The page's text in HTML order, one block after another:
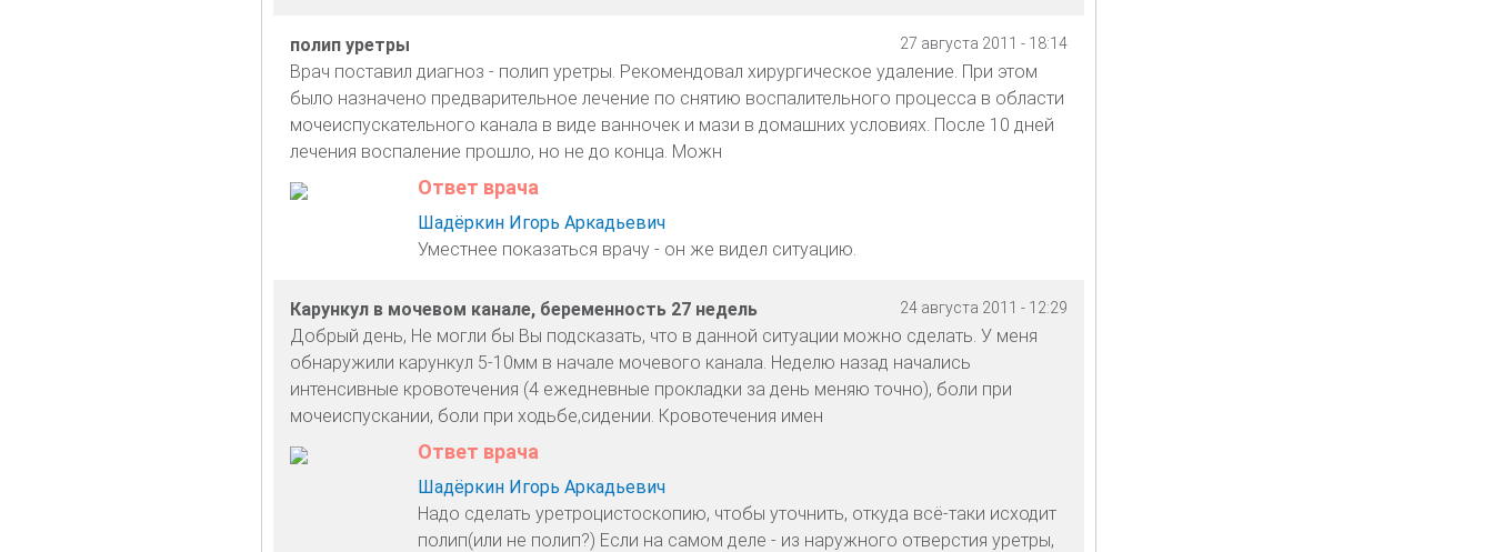
27 августа 2011 - 18:14
полип уретры
Врач поставил диагноз - полип уретры. Рекомендовал хирургическое удаление. При этом
было назначено предварительное лечение по снятию воспалительного процесса в области
мочеиспускательного канала в виде ванночек и мази в домашних условиях. После 10 дней
лечения воспаление прошло, но не до конца. Можн
Ответ врача
Шадёркин Игорь Аркадьевич
Уместнее показаться врачу - он же видел ситуацию.
24 августа 2011 - 12:29
Карункул в мочевом канале, беременность 27 недель
Добрый день, Не могли бы Вы подсказать, что в данной ситуации можно сделать. У меня
обнаружили карункул 5-10мм в начале мочевого канала. Неделю назад начались
интенсивные кровотечения (4 ежедневные прокладки за день меняю точно), боли при
мочеиспускании, боли при ходьбе,сидении. Кровотечения имен
Ответ врача
Шадёркин Игорь Аркадьевич
Надо сделать уретроцистоскопию, чтобы уточнить, откуда всё-таки исходит
полип(или не полип?) Если на самом деле - из наружного отверстия уретры,